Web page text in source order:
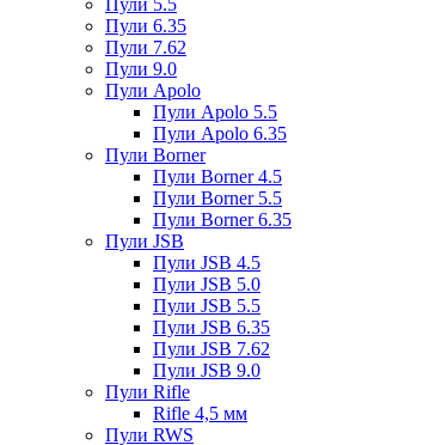
Пули 5.5
Пули 6.35
Пули 7.62
Пули 9.0
Пули Apolo
Пули Apolo 5.5
Пули Apolo 6.35
Пули Borner
Пули Borner 4.5
Пули Borner 5.5
Пули Borner 6.35
Пули JSB
Пули JSB 4.5
Пули JSB 5.0
Пули JSB 5.5
Пули JSB 6.35
Пули JSB 7.62
Пули JSB 9.0
Пули Rifle
Rifle 4,5 мм
Пули RWS